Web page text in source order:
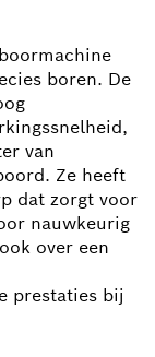
boren. De
van
Ze heeft
dat zorgt voor
nauwkeurig
over een
prestaties bij